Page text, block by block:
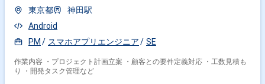
東京都
神田駅
Android
PM
スマホアプリエンジニア SE
作業内容 ・プロジェクト計画立案 ・顧客との要件定義対応 ・工数見積も
り ・開発タスク管理など